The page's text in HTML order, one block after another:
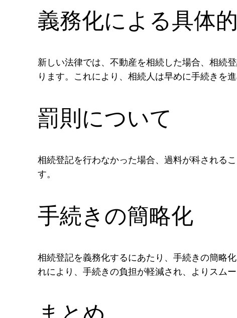
義務化による具体
新しい法律では、不動産を相続した場合、相続
ります。これにより、相続人は早めに手続きを
罰則について
相続登記を行わなかった場合、過料が科される
す。
手続きの簡略化
相続登記を義務化するにあたり、手続きの簡略
れにより、手続きの負担が軽減され、よりスム